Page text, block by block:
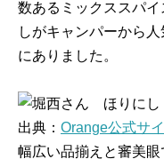
数あるミックススパ
しがキャンパーから
にありました。
出典： Orange公式サ
幅広い品揃えと審美